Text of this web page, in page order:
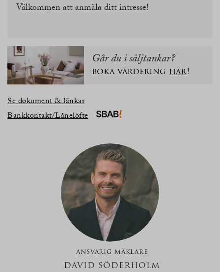
Välkommen att anmäla ditt intresse!
Går du i säljtankar?
boka värdering här!
Se dokument & länkar
Bankkontakt/Lånelöfte
ANSVARIG MÄKLARE
DAVID SÖDERHOLM